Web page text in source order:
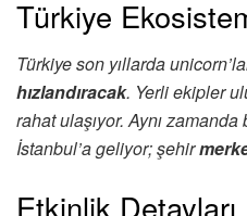
Türkiye
Türkiye son yıllarda
hızlandıracak. Yerli ekipler
rahat ulaşıyor. Aynı
İstanbul’a geliyor; şehir
Etkinlik Detayları